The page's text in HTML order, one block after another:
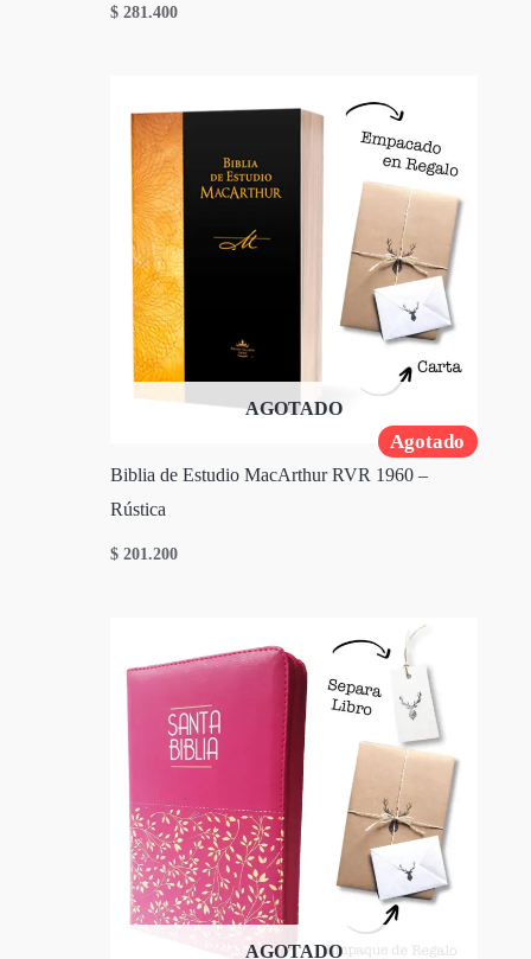
$ 281.400
Agotado
AGOTADO
Biblia de Estudio MacArthur RVR 1960 –
Rústica
$ 201.200
AGOTADO